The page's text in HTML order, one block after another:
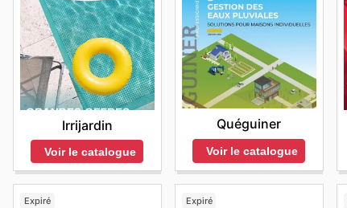
Irrijardin
Voir le catalogue
Quéguiner
Voir le catalogue
Expiré Expiré